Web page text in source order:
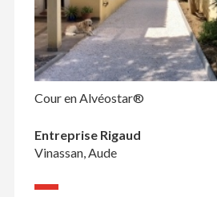
Cour en Alvéostar®
Entreprise Rigaud
Vinassan, Aude